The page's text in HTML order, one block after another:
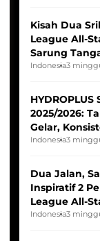
Kisah Dua
League All-
Sarung
Pernah
Indonesia3
2025/2026:
Gelar,
Indonesia3
Dua Jalan,
Inspiratif 2
League All-
Seleksi
Indonesia3